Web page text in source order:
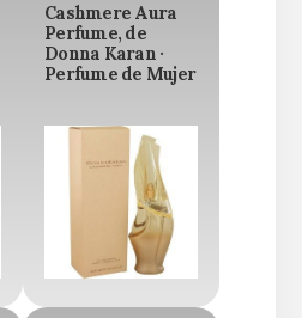
Cashmere Aura
Perfume, de
Donna Karan ·
Perfume de Mujer